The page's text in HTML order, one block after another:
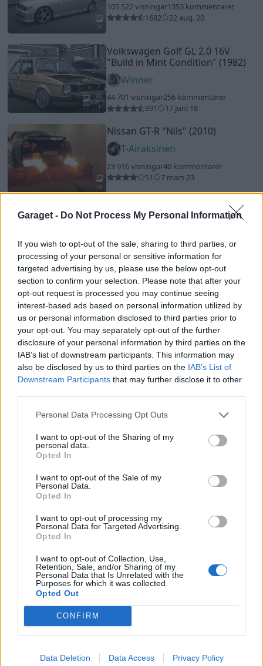
Garaget - Do Not Process My Personal Information
If you wish to opt-out of the sale, sharing to third parties, or
processing of your personal or sensitive information for
targeted advertising by us, please use the below opt-out
section to confirm your selection. Please note that after your
opt-out request is processed you may continue seeing
interest-based ads based on personal information utilized by
us or personal information disclosed to third parties prior to
your opt-out. You may separately opt-out of the further
disclosure of your personal information by third parties on the
IAB’s list of downstream participants. This information may
also be disclosed by us to third parties on the IAB’s List of
Downstream Participants that may further disclose it to other
Personal Data Processing Opt Outs
I want to opt-out of the Sharing of my
personal data.
Opted In
I want to opt-out of the Sale of my
Personal Data.
Opted In
I want to opt-out of processing my
Personal Data for Targeted Advertising.
Opted In
I want to opt-out of Collection, Use,
Retention, Sale, and/or Sharing of my
Personal Data that Is Unrelated with the
Purposes for which it was collected.
Opted Out
CONFIRM
Data Deletion Data Access Privacy Policy
20
105 522 visningar1353 kommentarer
1682
22 aug. 20
17 1
Volkswagen Golf GL 2.0 16V
"Build in Mint Condition" (1982)
Winner
44 701 visningar256 kommentarer
391
17 juni 18
18
Nissan GT-R "Nils" (2010)
T-Airaksinen
23 916 visningar40 kommentarer
51
7 mars 23
17
Volkswagen Golf MKV GTI
"Spiken"(2005)
GTI_Jocke
37 800 visningar431 kommentarer
357
27 maj 14
8
Mercedes E55 AMG (1998)
e55boy
19 217 visningar
153 kommentarer
187
22 aug. 09
Saab 92B"Svensk Tiger"(1955)
mussepigg66
51
11 dec. 16
237 393 visningar
657 kommentarer
15
Audi A3 Sportback 3,2L VR6 Q
TomBjorklund
19 548 visningar66 kommentarer
52
10 nov. 17
Mitsubishi Lancer Evolution VIII
Stacke
9 765 visningar
8 kommentarer